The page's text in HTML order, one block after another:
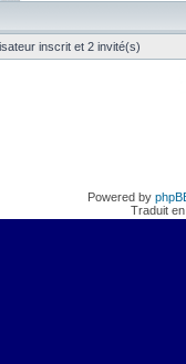
inscrit et 2 invité(s)
Powered by
Traduit